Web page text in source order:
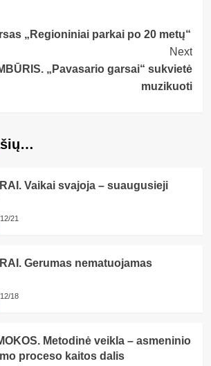
„Regioniniai parkai po 20 metų“
Next
„Pavasario garsai“ sukvietė
muzikuoti
Vaikai svajoja – suaugusieji
21
Gerumas nematuojamas
18
Metodinė veikla – asmeninio
proceso kaitos dalis